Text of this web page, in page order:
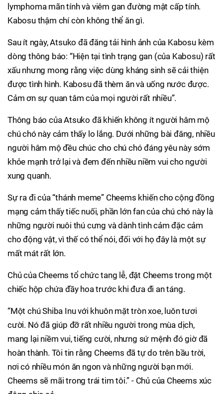
lymphoma mãn tính và viêm gan đường mật cấp tính.
Kabosu thậm chí còn không thể ăn gì.
Sau ít ngày, Atsuko đã đăng tải hình ảnh của Kabosu kèm
dòng thông báo: “Hiện tại tình trạng gan (của Kabosu) rất
xấu nhưng mong rằng việc dùng kháng sinh sẽ cải thiện
được tình hình. Kabosu đã thèm ăn và uống nước được.
Cảm ơn sự quan tâm của mọi người rất nhiều”.
Thông báo của Atsuko đã khiến không ít người hâm mộ
chú chó này cảm thấy lo lắng. Dưới những bài đăng, nhiều
người hâm mộ đều chúc cho chú chó đáng yêu này sớm
khỏe mạnh trở lại và đem đến nhiều niềm vui cho người
xung quanh.
Sự ra đi của “thánh meme” Cheems khiến cho cộng đồng
mạng cảm thấy tiếc nuối, phần lớn fan của chú chó này là
những người nuôi thú cưng và dành tình cảm đặc cảm
cho động vật, vì thế có thể nói, đối với họ đây là một sự
mất mát rất lớn.
Chủ của Cheems tổ chức tang lễ, đặt Cheems trong một
chiếc hộp chứa đầy hoa trước khi đưa đi an táng.
“Một chú Shiba Inu với khuôn mặt tròn xoe, luôn tươi
cười. Nó đã giúp đỡ rất nhiều người trong mùa dịch,
mang lại niềm vui, tiếng cười, nhưng sứ mệnh đó giờ đã
hoàn thành. Tôi tin rằng Cheems đã tự do trên bầu trời,
nơi có nhiều món ăn ngon và những người bạn mới.
Cheems sẽ mãi trong trái tim tôi.” - Chủ của Cheems xúc